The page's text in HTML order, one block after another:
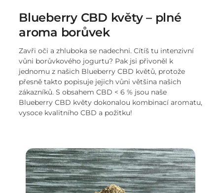
Blueberry CBD květy – plné
aroma borůvek
Zavři oči a zhluboka se nadechni. Cítíš tu intenzivní
vůni borůvkového jogurtu? Pak jsi přivoněl k
jednomu z našich Blueberry CBD květů, protože
přesně takto popisuje jejich vůni většina našich
zákazníků. S obsahem CBD < 6 % jsou naše
Blueberry CBD květy dokonalou kombinací aromatu,
vysoce kvalitního CBD a požitku!